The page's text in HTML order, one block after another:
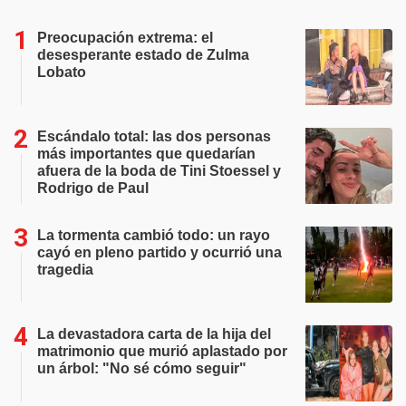
Preocupación extrema: el
desesperante estado de Zulma
Lobato
Escándalo total: las dos personas
más importantes que quedarían
afuera de la boda de Tini Stoessel y
Rodrigo de Paul
La tormenta cambió todo: un rayo
cayó en pleno partido y ocurrió una
tragedia
La devastadora carta de la hija del
matrimonio que murió aplastado por
un árbol: "No sé cómo seguir"